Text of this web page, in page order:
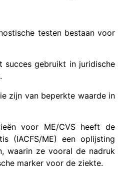
testen bestaan voor
succes gebruikt in juridische
zijn van beperkte waarde in
voor ME/CVS heeft de
(IACFS/ME) een oplijsting
waarin ze vooral de nadruk
marker voor de ziekte.